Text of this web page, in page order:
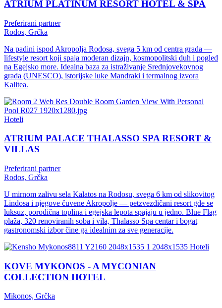
ATRIUM PLATINUM RESORT HOTEL & SPA
Preferirani partner
Rodos, Grčka
Na padini ispod Akropolja Rodosa, svega 5 km od centra grada —
lifestyle resort koji spaja moderan dizajn, kosmopolitski duh i pogled
na Egejsko more. Idealna baza za istraživanje Srednjovekovnog
grada (UNESCO), istorijske luke Mandraki i termalnog izvora
Kalitea.
Hoteli
ATRIUM PALACE THALASSO SPA RESORT &
VILLAS
Preferirani partner
Rodos, Grčka
U mirnom zalivu sela Kalatos na Rodosu, svega 6 km od slikovitog
Lindosa i njegove čuvene Akropolje — petzvezdičani resort gde se
luksuz, porodična toplina i egejska lepota spajaju u jedno. Blue Flag
plaža, 320 renoviranih soba i vila, Thalasso Spa centar i bogat
gastronomski izbor čine ga idealnim za sve generacije.
Hoteli
KOVE MYKONOS - A MYCONIAN
COLLECTION HOTEL
Mikonos, Grčka